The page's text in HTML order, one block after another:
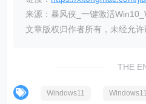
来源：暴风侠_一键激活
文章版权归作者所有，未经允许
THE
Windows11